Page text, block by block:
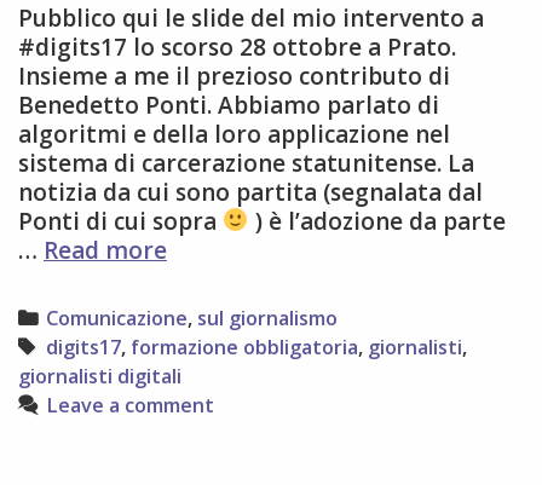
Pubblico qui le slide del mio intervento a
#digits17 lo scorso 28 ottobre a Prato.
Insieme a me il prezioso contributo di
Benedetto Ponti. Abbiamo parlato di
algoritmi e della loro applicazione nel
sistema di carcerazione statunitense. La
notizia da cui sono partita (segnalata dal
Ponti di cui sopra
) è l’adozione da parte
… Read moreIl
intervento
a
digits17
Categories
Comunicazione, sul giornalismo
Tags
digits17, formazione obbligatoria, giornalisti,
giornalisti digitali
Leave a comment